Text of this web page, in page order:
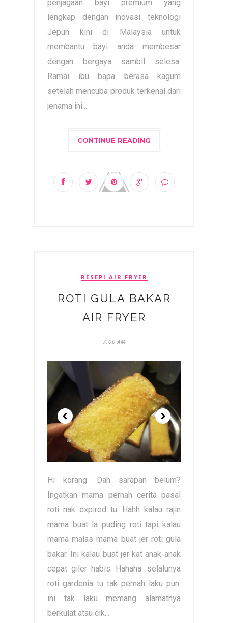
penjagaan bayi premium yang
lengkap dengan inovasi teknologi
Jepun kini di Malaysia untuk
membantu bayi anda membesar
dengan bergaya sambil selesa.
Ramai ibu bapa berasa kagum
setelah mencuba produk terkenal dari
jenama ini...
CONTINUE READING
RESEPI AIR FRYER
ROTI GULA BAKAR
AIR FRYER
7:00 AM
Hi korang. Dah sarapan belum?
Ingatkan mama pernah cerita pasal
roti nak expired tu. Hahh kalau rajin
mama buat la puding roti tapi kalau
mama malas mama buat jer roti gula
bakar. Ini kalau buat jer kat anak-anak
cepat giler habis. Hahaha. selalunya
roti gardenia tu tak pernah laku pun.
ini tak laku memang alamatnya
berkulat atau cik...